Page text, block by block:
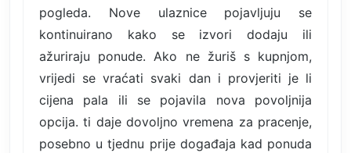
pogleda. Nove ulaznice pojavljuju se
kontinuirano kako se izvori dodaju ili
ažuriraju ponude. Ako ne žuriš s kupnjom,
vrijedi se vraćati svaki dan i provjeriti je li
cijena pala ili se pojavila nova povoljnija
opcija. ti daje dovoljno vremena za pracenje,
posebno u tjednu prije događaja kad ponuda